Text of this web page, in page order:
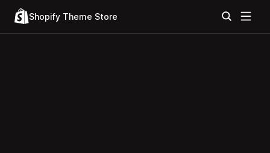
Shopify Theme Store